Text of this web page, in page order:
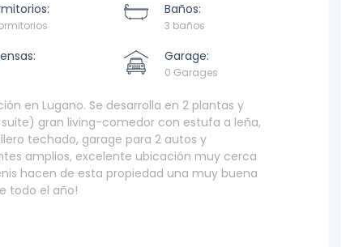
Baños:
3 baños
Garage:
0 Garages
en Lugano. Se desarrolla en 2 plantas y
gran living-comedor con estufa a leña,
techado, garage para 2 autos y
amplios, excelente ubicación muy cerca
hacen de esta propiedad una muy buena
todo el año!